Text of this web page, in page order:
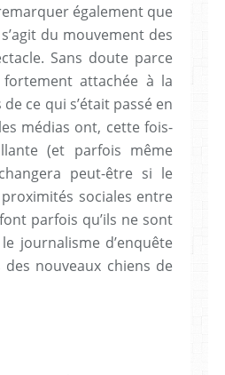
également que
du mouvement des
Sans doute parce
attachée à la
ce qui s’était passé en
médias ont, cette fois-
(et parfois même
peut-être si le
sociales entre
parfois qu’ils ne sont
journalisme d’enquête
nouveaux chiens de